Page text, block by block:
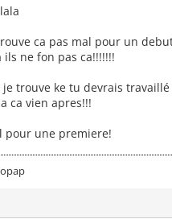
ca pas mal pour un
ils ne fon pas ca!!!!!!!
je trouve ke tu devrais
ca vien apres!!!
pour une premiere!